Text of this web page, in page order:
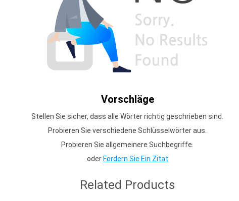
Vorschläge
Stellen Sie sicher, dass alle Wörter richtig geschrieben sind.
Probieren Sie verschiedene Schlüsselwörter aus.
Probieren Sie allgemeinere Suchbegriffe.
oder Fordern Sie Ein Zitat
Related Products